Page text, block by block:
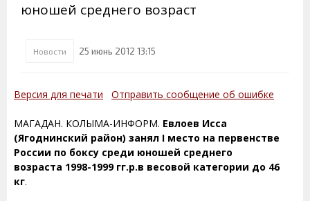
юношей среднего возраст
Новости 25 июнь 2012 13:15
Версия для печати Отправить сообщение об ошибке
МАГАДАН. КОЛЫМА-ИНФОРМ. Евлоев Исса
(Ягоднинский район) занял I место на первенстве
России по боксу среди юношей среднего
возраста 1998-1999 гг.р.в весовой категории до 46
кг.